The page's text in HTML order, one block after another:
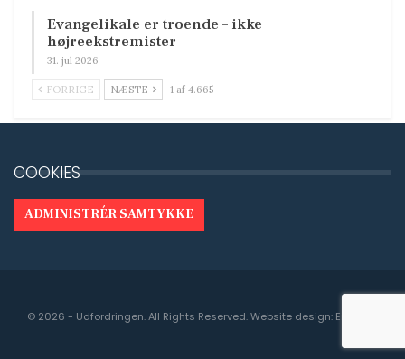
Evangelikale er troende – ikke
højreekstremister
31. jul 2026
FORRIGE NÆSTE 1 af 4.665
COOKIES
ADMINISTRÉR SAMTYKKE
© 2026 - Udfordringen. All Rights Reserved.Website design: Engedal